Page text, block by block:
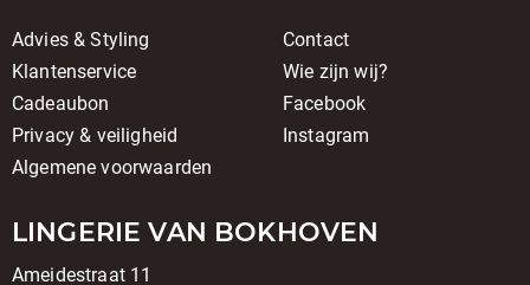
Advies & Styling
Klantenservice
Cadeaubon
Privacy & veiligheid
Algemene voorwaarden
Contact
Wie zijn wij?
Facebook
Instagram
LINGERIE VAN BOKHOVEN
Ameidestraat 11